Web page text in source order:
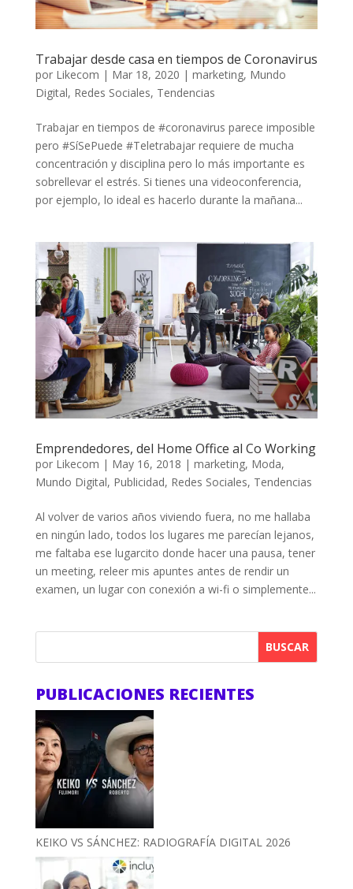
Trabajar desde casa en tiempos de Coronavirus
por Likecom | Mar 18, 2020 | marketing, Mundo
Digital, Redes Sociales, Tendencias
Trabajar en tiempos de #coronavirus parece imposible
pero #SíSePuede #Teletrabajar requiere de mucha
concentración y disciplina pero lo más importante es
sobrellevar el estrés. Si tienes una videoconferencia,
por ejemplo, lo ideal es hacerlo durante la mañana...
Emprendedores, del Home Office al Co Working
por Likecom | May 16, 2018 | marketing, Moda,
Mundo Digital, Publicidad, Redes Sociales, Tendencias
Al volver de varios años viviendo fuera, no me hallaba
en ningún lado, todos los lugares me parecían lejanos,
me faltaba ese lugarcito donde hacer una pausa, tener
un meeting, releer mis apuntes antes de rendir un
examen, un lugar con conexión a wi-fi o simplemente...
BUSCAR
PUBLICACIONES RECIENTES
KEIKO VS SÁNCHEZ: RADIOGRAFÍA DIGITAL 2026